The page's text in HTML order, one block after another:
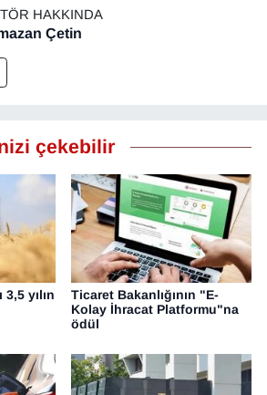
HAKKINDA
Çetin
çekebilir
yılın
Ticaret Bakanlığının "E-
Kolay İhracat Platformu"na
ödül